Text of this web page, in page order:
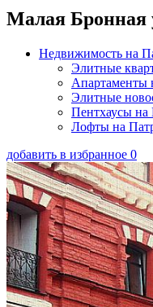
Малая Бронная
Недвижимость на
Элитные
Апартаменты
Элитные
Пентхаусы на
Лофты на
добавить в избранное 0